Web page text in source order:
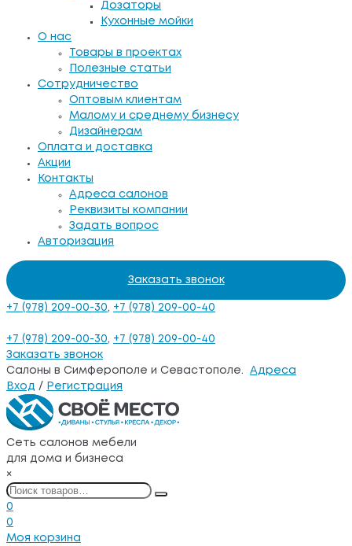
Дозаторы
Кухонные мойки
О нас
Товары в проектах
Полезные статьи
Сотрудничество
Оптовым клиентам
Малому и среднему бизнесу
Дизайнерам
Оплата и доставка
Акции
Контакты
Адреса салонов
Реквизиты компании
Задать вопрос
Авторизация
Заказать звонок
+7 (978) 209-00-30, +7 (978) 209-00-40
+7 (978) 209-00-30, +7 (978) 209-00-40
Заказать звонок
Салоны в Симферополе и Севастополе.
Адреса
Вход / Регистрация
Сеть салонов мебели
для дома и бизнеса
×
0
0
Моя корзина